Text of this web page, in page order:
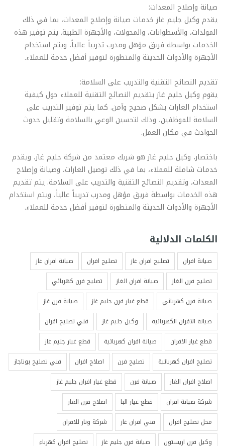
صيانة وإصلاح المعدات:
يقدم وكيل جليم غاز خدمات صيانة وإصلاح المعدات، بما في ذلك
المولدات، والأسطوانات، والمحولات، والأجهزة الطبية. يتم توفير هذه
الخدمات بواسطة فريق مؤهل ومدرب تدريباً عالياً، ويتم استخدام
الأجهزة والأدوات الحديثة والمتطورة لتوفير أفضل خدمة للعملاء.
تقديم النصائح التقنية والتدريب على السلامة:
يقوم وكيل جليم غاز بتقديم النصائح التقنية للعملاء حول كيفية
استخدام الغازات بشكل صحيح وآمن. كما يتم توفير التدريب على
السلامة للموظفين، وذلك لتحسين الوعي بالسلامة وتقليل حدوث
الحوادث في مكان العمل.
باختصار، وكيل جليم غاز هو شريك معتمد من شركة جليم غاز، ويقدم
خدمات شاملة للعملاء، بما في ذلك توصيل الغازات، وصيانة وإصلاح
المعدات، وتقديم النصائح التقنية والتدريب على السلامة. يتم تقديم
هذه الخدمات بواسطة فريق مؤهل ومدرب تدريباً عالياً، ويتم استخدام
الأجهزة والأدوات الحديثة والمتطورة لتوفير أفضل خدمة للعملاء.
الكلمات الدلالية
صيانة افران تصليح افران غاز تصليح افران
صيانة افران غاز
تصليح فرن الغاز
صيانة افران الغاز
تصليح فرن كهربائي
صيانة فرن كهربائي
قطع غيار فرن جليم غاز
صيانة فرن غاز
صيانة الافران الكهربائية
وكيل جليم غاز
فني تصليح افران
قطع غيار الافران
صيانة افران كهربائية
قطع غيار جليم غاز
تصليح افران كهربائية
تصليح فرن اصلاح افران
فني تصليح بوتاجاز
اصلاح افران الغاز
صيانة فرن
قطع غيار افران جليم غاز
شركة صيانة افران
قطع غيار البا
اصلاح فرن الغاز
محل تصليح افران
فني افران غاز
شركة وتار للافران
وكيل فرن اريستون
صيانة فرن جليم غاز
تصليح افران كهرباء